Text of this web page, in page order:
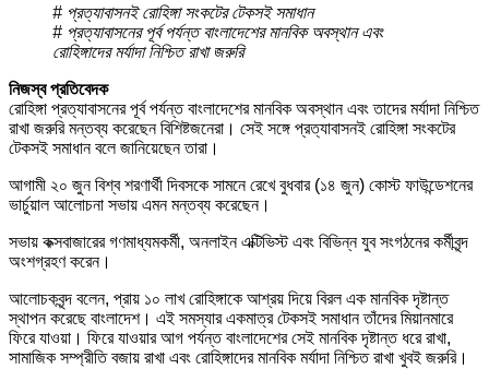
# প্রত্যাবাসনই রোহিঙ্গা সংকটের টেকসই সমাধান
# প্রত্যাবাসনের পূর্ব পর্যন্ত বাংলাদেশের মানবিক অবস্থান এবং
রোহিঙ্গাদের মর্যাদা নিশ্চিত রাখা জরুরি
নিজস্ব প্রতিবেদক
রোহিঙ্গা প্রত্যাবাসনের পূর্ব পর্যন্ত বাংলাদেশের মানবিক অবস্থান এবং তাদের মর্যাদা নিশ্চিত
রাখা জরুরি মন্তব্য করেছেন বিশিষ্টজনেরা। সেই সঙ্গে প্রত্যাবাসনই রোহিঙ্গা সংকটের
টেকসই সমাধান বলে জানিয়েছেন তারা।
আগামী ২০ জুন বিশ্ব শরণার্থী দিবসকে সামনে রেখে বুধবার (১৪ জুন) কোস্ট ফাউন্ডেশনের
ভার্চুয়াল আলোচনা সভায় এমন মন্তব্য করেছেন।
সভায় কক্সবাজারের গণমাধ্যমকর্মী, অনলাইন এক্টিভিস্ট এবং বিভিন্ন যুব সংগঠনের কর্মীবৃন্দ
অংশগ্রহণ করেন।
আলোচকবৃন্দ বলেন, প্রায় ১০ লাখ রোহিঙ্গাকে আশ্রয় দিয়ে বিরল এক মানবিক দৃষ্টান্ত
স্থাপন করেছে বাংলাদেশ। এই সমস্যার একমাত্র টেকসই সমাধান তাঁদের মিয়ানমারে
ফিরে যাওয়া। ফিরে যাওয়ার আগ পর্যন্ত বাংলাদেশের সেই মানবিক দৃষ্টান্ত ধরে রাখা,
সামাজিক সম্প্রীতি বজায় রাখা এবং রোহিঙ্গাদের মানবিক মর্যাদা নিশ্চিত রাখা খুবই জরুরি।